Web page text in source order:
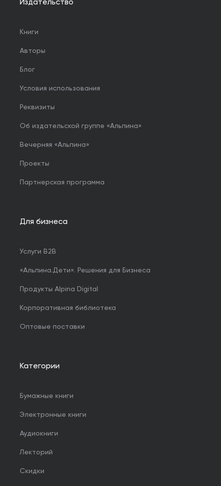
Издательство
Книги
Авторы
Блог
Условия использования
Реквизиты
Об издательской группе «Альпина»
Вечерняя «Альпина»
Проекты
Партнерская программа
Для бизнеса
Услуги B2B
«Альпина.Дети». Решения для Бизнеса
Продукты Alpina Digital
Корпоративная библиотека
Оптовые поставки
Категории
Бумажные книги
Электронные книги
Аудиокниги
Лекторий
Скидки